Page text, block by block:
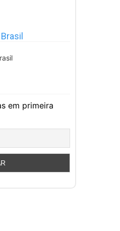
em primeira